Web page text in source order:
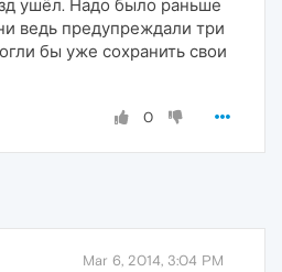
ушёл. Надо было раньше
ведь предупреждали три
бы уже сохранить свои
0
Mar 6, 2014, 3:04 PM